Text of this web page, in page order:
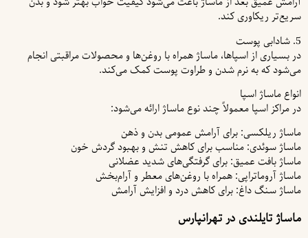
سریع‌تر ریکاوری کند.
5. شادابی پوست
در بسیاری از اسپاها، ماساژ همراه با روغن‌ها و محصولات مراقبتی انجام
می‌شود که به نرم شدن و طراوت پوست کمک می‌کند.
انواع ماساژ اسپا
در مراکز اسپا معمولاً چند نوع ماساژ ارائه می‌شود:
ماساژ ریلکسی: برای آرامش عمومی بدن و ذهن
ماساژ سوئدی: مناسب برای کاهش تنش و بهبود گردش خون
ماساژ بافت عمیق: برای گرفتگی‌های شدید عضلانی
ماساژ آروماتراپی: همراه با روغن‌های معطر و آرام‌بخش
ماساژ سنگ داغ: برای کاهش درد و افزایش آرامش
ماساژ تایلندی در تهرانپارس